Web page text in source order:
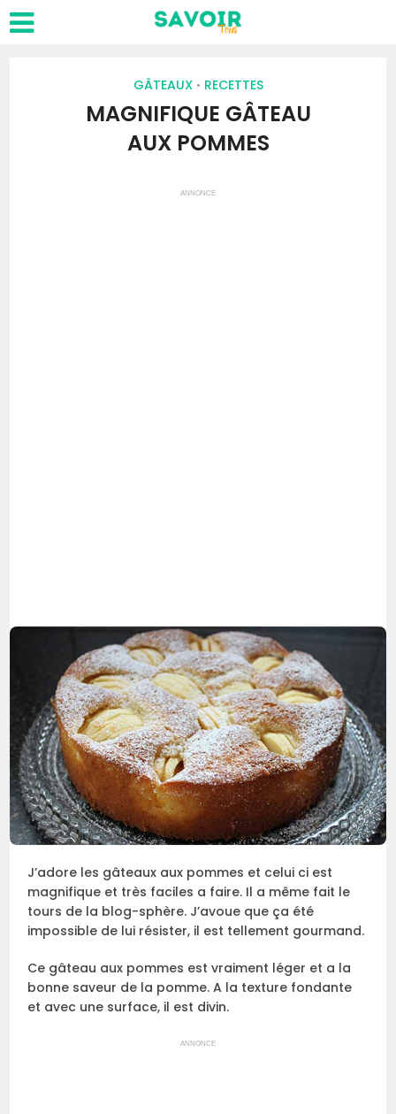
GÂTEAUX • RECETTES
MAGNIFIQUE GÂTEAU
AUX POMMES
ANNONCE
J’adore les gâteaux aux pommes et celui ci est
magnifique et très faciles a faire. Il a même fait le
tours de la blog-sphère. J’avoue que ça été
impossible de lui résister, il est tellement gourmand.
Ce gâteau aux pommes est vraiment léger et a la
bonne saveur de la pomme. A la texture fondante
et avec une surface, il est divin.
ANNONCE